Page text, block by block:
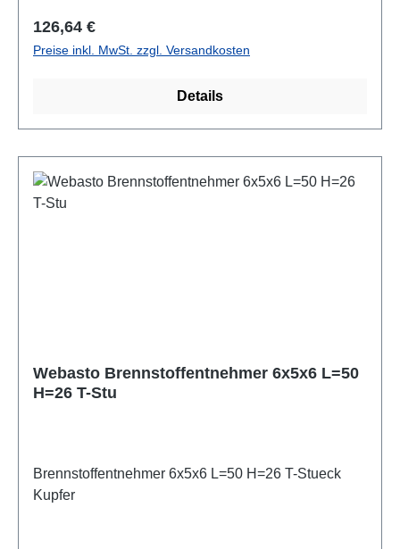
Regulärer Preis:
126,64 €
Preise inkl. MwSt. zzgl. Versandkosten
Details
Webasto Brennstoffentnehmer 6x5x6 L=50
H=26 T-Stu
Brennstoffentnehmer 6x5x6 L=50 H=26 T-Stueck
Kupfer